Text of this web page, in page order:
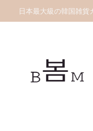
日本最大級の韓国雑貨